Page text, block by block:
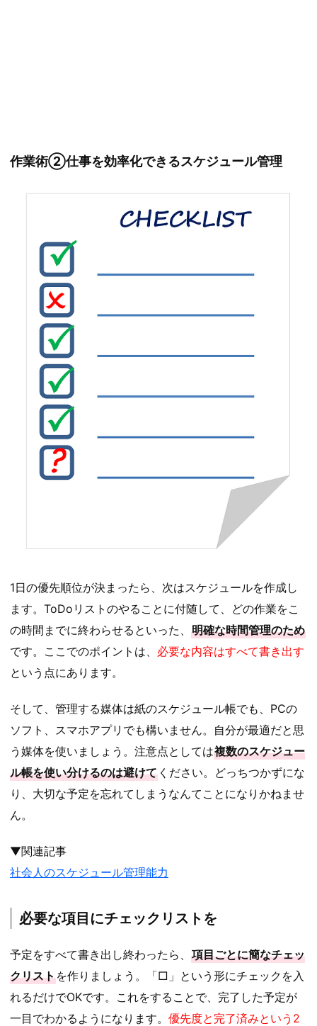
作業術②仕事を効率化できるスケジュール管理
1日の優先順位が決まったら、次はスケジュールを作成し
ます。ToDoリストのやることに付随して、どの作業をこ
の時間までに終わらせるといった、 明確な時間管理のため
です。ここでのポイントは、 必要な内容はすべて書き出す
という点にあります。
そして、管理する媒体は紙のスケジュール帳でも、PCの
ソフト、スマホアプリでも構いません。自分が最適だと思
う媒体を使いましょう。注意点としては複数のスケジュー
ル帳を使い分けるのは避けて ください。どっちつかずにな
り、大切な予定を忘れてしまうなんてことになりかねませ
ん。
▼関連記事
社会人のスケジュール管理能力
必要な項目にチェックリストを
予定をすべて書き出し終わったら、 項目ごとに簡なチェッ
クリストを作りましょう。「□」という形にチェックを入
れるだけでOKです。これをすることで、完了した予定が
一目でわかるようになります。 優先度と完了済みという2